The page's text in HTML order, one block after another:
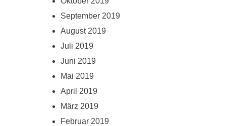
September 2019
August 2019
Juli 2019
Juni 2019
Mai 2019
April 2019
März 2019
Februar 2019